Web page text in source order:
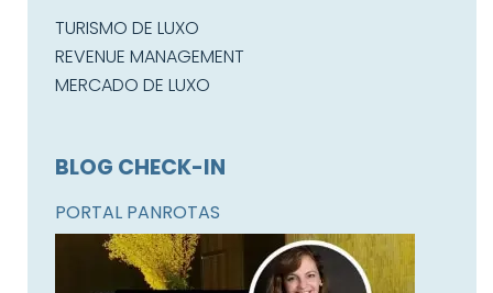
TURISMO DE LUXO
REVENUE MANAGEMENT
MERCADO DE LUXO
BLOG CHECK-IN
PORTAL PANROTAS